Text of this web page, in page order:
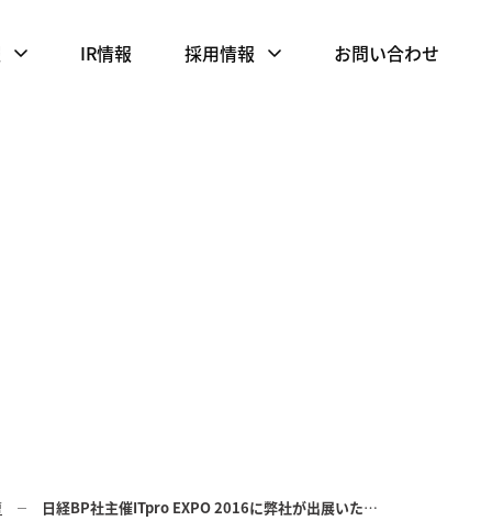
IR情報 採用情報 お問い合わせ
日経BP社主催ITpro EXPO 2016に弊社が出展いたします